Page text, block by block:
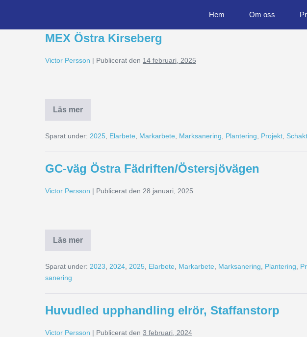
Hem Om oss
MEX Östra Kirseberg
Victor Persson | Publicerat den 14 februari, 2025
Läs mer
Sparat under: 2025 Elarbete Markarbete Marksanering Plantering Projekt
GC-väg Östra Fädriften/Östersjövägen
Victor Persson | Publicerat den 28 januari, 2025
Läs mer
Sparat under: 2023 2024 2025 Elarbete Markarbete Marksanering Plantering
sanering
Huvudled upphandling elrör, Staffanstorp
Victor Persson | Publicerat den 3 februari, 2024